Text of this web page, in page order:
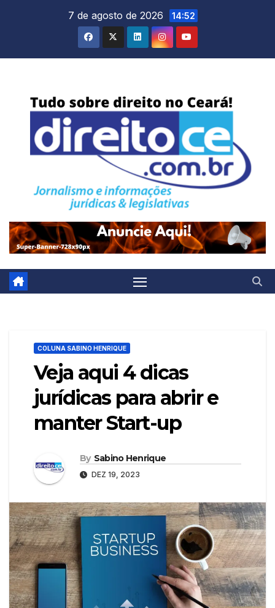
7 de agosto de 2026 14:52
COLUNA SABINO HENRIQUE
Veja aqui 4 dicas
jurídicas para abrir e
manter Start-up
By Sabino Henrique
DEZ 19, 2023